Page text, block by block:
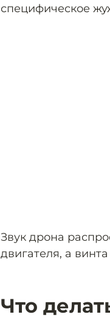
специфическое
Звук дрона
двигателя, а винта
Что